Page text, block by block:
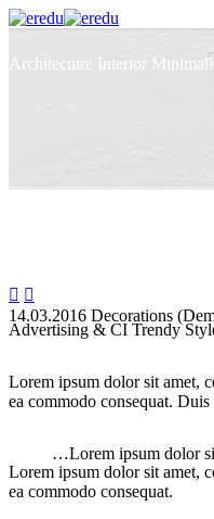
Architecture Interior
 
14.03.2016 Decorations
Advertising & CI Trendy
Lorem ipsum dolor sit amet,
ea commodo consequat.
…Lorem ipsum dolor
Lorem ipsum dolor sit amet,
ea commodo consequat.